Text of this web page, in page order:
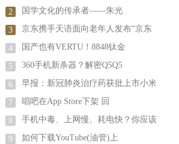
2 国学文化的传承者——朱光
3 京东携手天语面向老年人发布“京东
4 国产也有VERTU！8848钛金
5 360手机新杀器？解密Q5Q5
6 早报：新冠肺炎治疗药获批上市小米
7 唱吧在App Store下架 回
8 手机中毒、上网慢、耗电快？你应该
9 如何下载YouTube(油管)上